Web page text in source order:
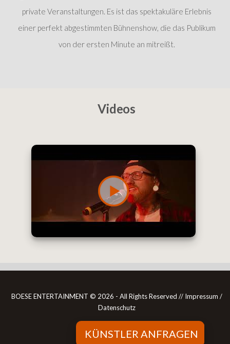
private Veranstaltungen. Es ist das spektakuläre Erlebnis
einer perfekt abgestimmten Bühnenshow, die das Publikum
von der ersten Minute an mitreißt.
Videos
KÜNSTLER ANFRAGEN
BOESE ENTERTAINMENT © 2026 - All Rights Reserved // Impressum /
Datenschutz